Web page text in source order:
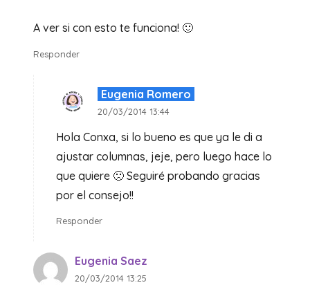
A ver si con esto te funciona! 🙂
Responder
Eugenia Romero
20/03/2014 13:44
Hola Conxa, si lo bueno es que ya le di a
ajustar columnas, jeje, pero luego hace lo
que quiere 🙁 Seguiré probando gracias
por el consejo!!
Responder
Eugenia Saez
20/03/2014 13:25